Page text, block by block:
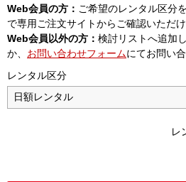
Web会員の方： ご希望のレンタル区分
で専用ご注文サイトからご確認いただ
Web会員以外の方： 検討リストへ追加
か、 お問い合わせフォームにてお問い
レンタル区分
レ